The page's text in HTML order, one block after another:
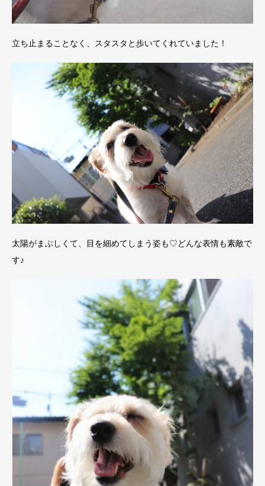
立ち止まることなく、スタスタと歩いてくれていました！
太陽がまぶしくて、目を細めてしまう姿も♡どんな表情も素敵で
す♪